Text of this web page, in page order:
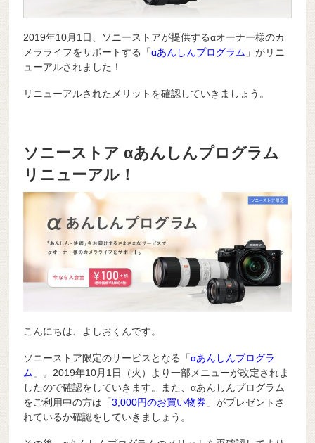
2019年10月1日、ソニーストアが提供するαオーナー様のカ
メラライフをサポートする「αあんしんプログラム 」がリニ
ューアルされました！
リニューアルされたメリットを確認していきましょう。
ソニーストア αあんしんプログラム
リニューアル！
こんにちは、よしおくんです。
ソニーストア限定のサービスとなる「αあんしんプログラ
ム 」。2019年10月1日（火）より一部メニューが改定されま
したので確認をしていきます。また、αあんしんプログラム
をご利用中の方は「3,000円のお買い物券 」がプレゼントさ
れているか確認をしていきましょう。